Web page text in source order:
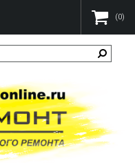
(0)